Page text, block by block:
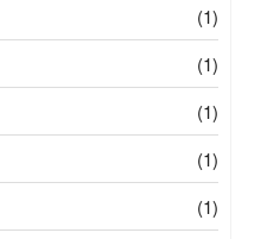
(1)
(1)
(1)
(1)
(1)